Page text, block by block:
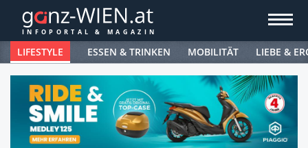
LIFESTYLE ESSEN & TRINKEN MOBILITÄT LIEBE &